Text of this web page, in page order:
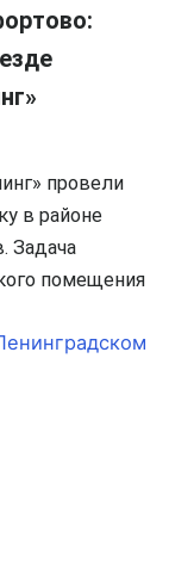
провели
в районе
Задача
помещения